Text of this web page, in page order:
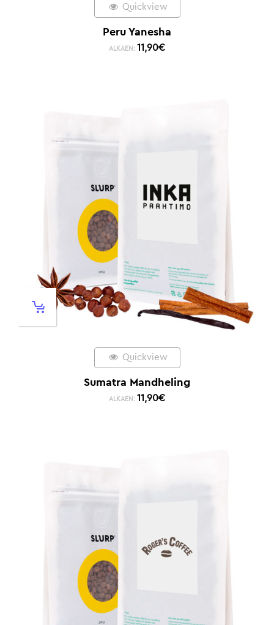
Quickview
Peru Yanesha
ALKAEN: 11,90€
Quickview
Sumatra Mandheling
ALKAEN: 11,90€